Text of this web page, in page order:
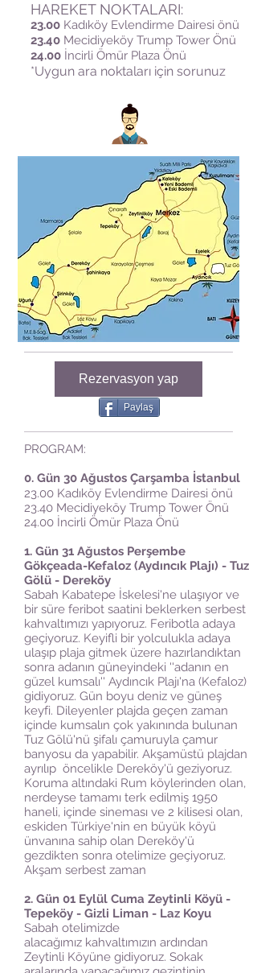
HAREKET NOKTALARI:
23.00 Kadıköy Evlendirme Dairesi önü
23.40 Mecidiyeköy Trump Tower Önü
24.00 İncirli Ömür Plaza Önü
*Uygun ara noktaları için sorunuz
Rezervasyon yap
Paylaş
PROGRAM:
0. Gün 30 Ağustos Çarşamba İstanbul
23.00 Kadıköy Evlendirme Dairesi önü
23.40 Mecidiyeköy Trump Tower Önü
24.00 İncirli Ömür Plaza Önü
1. Gün 31 Ağustos Perşembe
Gökçeada-Kefaloz (Aydıncık Plajı) - Tuz
Gölü - Dereköy
Sabah Kabatepe İskelesi'ne ulaşıyor ve
bir süre feribot saatini beklerken serbest
kahvaltımızı yapıyoruz. Feribotla adaya
geçiyoruz. Keyifli bir yolculukla adaya
ulaşıp plaja gitmek üzere hazırlandıktan
sonra adanın güneyindeki ''adanın en
güzel kumsalı'' Aydıncık Plajı'na (Kefaloz)
gidiyoruz. Gün boyu deniz ve güneş
keyfi. Dileyenler plajda geçen zaman
içinde kumsalın çok yakınında bulunan
Tuz Gölü'nü şifalı çamuruyla çamur
banyosu da yapabilir. Akşamüstü plajdan
ayrılıp öncelikle Dereköy'ü geziyoruz.
Koruma altındaki Rum köylerinden olan,
nerdeyse tamamı terk edilmiş 1950
haneli, içinde sineması ve 2 kilisesi olan,
eskiden Türkiye'nin en büyük köyü
ünvanına sahip olan Dereköy'ü
gezdikten sonra otelimize geçiyoruz.
Akşam serbest zaman
2. Gün 01 Eylül Cuma Zeytinli Köyü -
Tepeköy - Gizli Liman - Laz Koyu
Sabah otelimizde
alacağımız kahvaltımızın ardından
Zeytinli Köyüne gidiyoruz. Sokak